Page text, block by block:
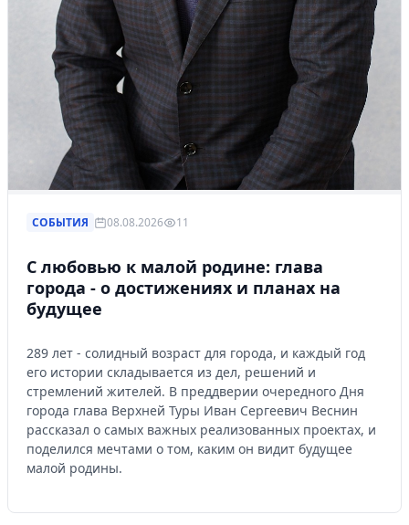
СОБЫТИЯ 08.08.2026 11
С любовью к малой родине: глава
города - о достижениях и планах на
будущее
289 лет - солидный возраст для города, и каждый год
его истории складывается из дел, решений и
стремлений жителей. В преддверии очередного Дня
города глава Верхней Туры Иван Сергеевич Веснин
рассказал о самых важных реализованных проектах, и
поделился мечтами о том, каким он видит будущее
малой родины.